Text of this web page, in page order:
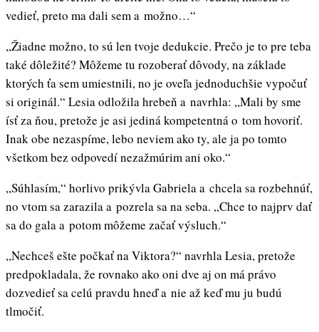
vedieť, preto ma dali sem a možno…“
,,Žiadne možno, to sú len tvoje dedukcie. Prečo je to pre teba
také dôležité? Môžeme tu rozoberať dôvody, na základe
ktorých ťa sem umiestnili, no je oveľa jednoduchšie vypočuť
si originál.“ Lesia odložila hrebeň a navrhla: ,,Mali by sme
ísť za ňou, pretože je asi jediná kompetentná o tom hovoriť.
Inak obe nezaspíme, lebo neviem ako ty, ale ja po tomto
všetkom bez odpovedí nezažmúrim ani oko.“
,,Súhlasím,“ horlivo prikývla Gabriela a chcela sa rozbehnúť,
no vtom sa zarazila a pozrela sa na seba. ,,Chce to najprv dať
sa do gala a potom môžeme začať výsluch.“
,,Nechceš ešte počkať na Viktora?“ navrhla Lesia, pretože
predpokladala, že rovnako ako oni dve aj on má právo
dozvedieť sa celú pravdu hneď a nie až keď mu ju budú
tlmočiť.